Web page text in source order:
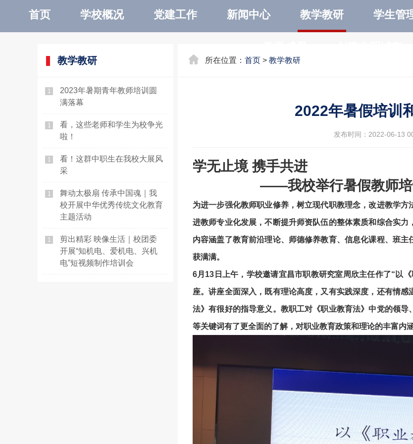
首页 学校概况 党建工作 新闻中心 教学教研 学生管
教学教研
1
2023年暑期青年教师培训圆
满落幕
1
看，这些老师和学生为校争光
啦！
1
看！这群中职生在我校大展风
采
1
舞动太极扇 传承中国魂｜我
校开展中华优秀传统文化教育
主题活动
1
剪出精彩 映像生活｜校团委
开展“知机电、爱机电、兴机
电”短视频制作培训会
所在位置： 首页> 教学教研
2022年暑假培训
发布时间：2022-06-13
学无止境 携手共进
——我校举行暑假教师培训
为进一步强化教师职业修养，树立现代职教理念，改进教学
进教师专业化发展，不断提升师资队伍的整体素质和综合实力
内容涵盖了教育前沿理论、师德修养教育、信息化课程、班
获满满。
6月13日上午，学校邀请宜昌市职教研究室周欣主任作了“以
座。讲座全面深入，既有理论高度，又有实践深度，还有情
法》有很好的指导意义。教职工对《职业教育法》中党的领
等关键词有了更全面的了解，对职业教育政策和理论的丰富内